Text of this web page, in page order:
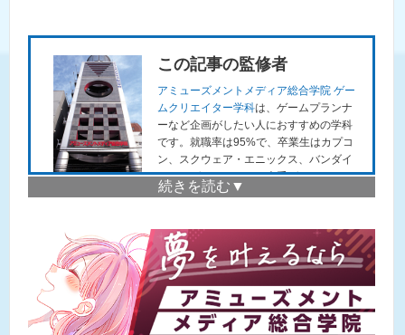
この記事の監修者
アミューズメントメディア総合学院 ゲー
ムクリエイター学科は、ゲームプランナ
ーなど企画がしたい人におすすめの学科
です。就職率は95%で、卒業生はカプコ
ン、スクウェア・エニックス、バンダイ
ナムコゲームスなど、大手ゲームメーカ
ーで活躍しています。
東京恵比寿にあるゲーム、アニメ、マン
ガ、小説、声優などの業界や 職業を目指
す方のための専門の学校です。ゲームク
リエイター学科のurlはこちら。
就職率は100%で（2022年実績）多くの
卒業生は、セガゲームス、カプコン、レ